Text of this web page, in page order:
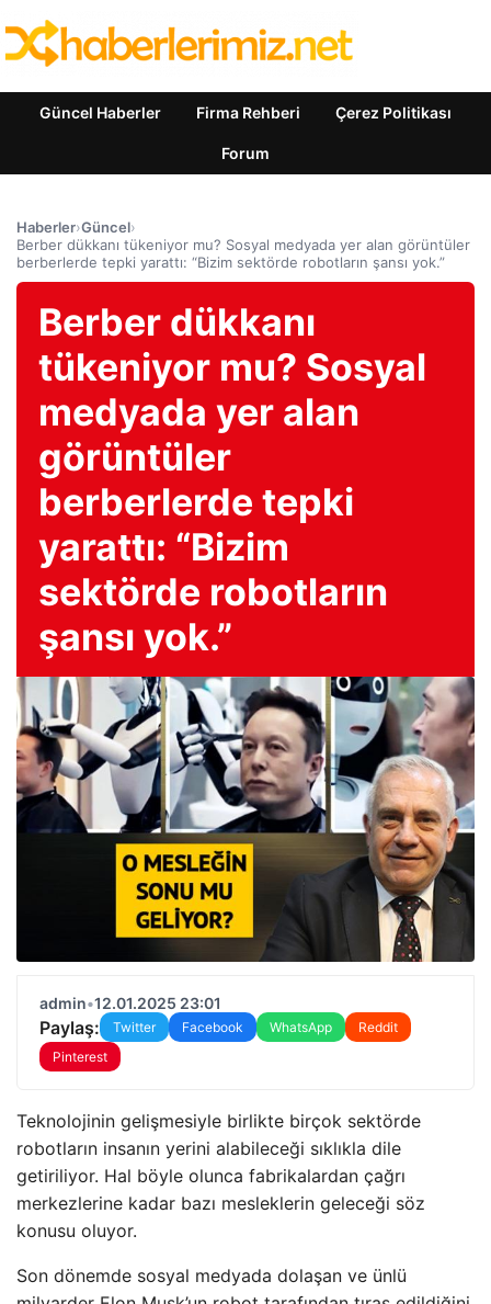
Güncel Haberler Firma Rehberi Çerez Politikası
Forum
Haberler›Güncel›
Berber dükkanı tükeniyor mu? Sosyal medyada yer alan görüntüler
berberlerde tepki yarattı: “Bizim sektörde robotların şansı yok.”
Berber dükkanı
tükeniyor mu? Sosyal
medyada yer alan
görüntüler
berberlerde tepki
yarattı: “Bizim
sektörde robotların
şansı yok.”
admin•12.01.2025 23:01
Paylaş: Twitter Facebook WhatsApp
Reddit
Pinterest
Teknolojinin gelişmesiyle birlikte birçok sektörde
robotların insanın yerini alabileceği sıklıkla dile
getiriliyor. Hal böyle olunca fabrikalardan çağrı
merkezlerine kadar bazı mesleklerin geleceği söz
konusu oluyor.
Son dönemde sosyal medyada dolaşan ve ünlü